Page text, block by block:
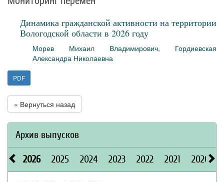
Динамика гражданской активности на территории
Вологодской области в 2026 году
Морев Михаил Владимирович, Гордиевская
Александра Николаевна
PDF
« Вернуться назад
Архив выпусков
2026 2025 2024 2023 2022 2021 2020